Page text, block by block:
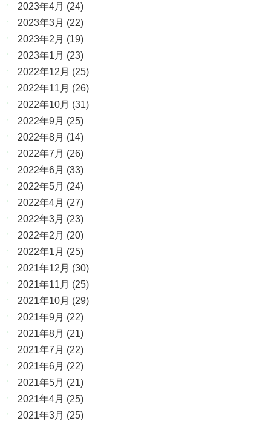
2023年4月 (24)
2023年3月 (22)
2023年2月 (19)
2023年1月 (23)
2022年12月 (25)
2022年11月 (26)
2022年10月 (31)
2022年9月 (25)
2022年8月 (14)
2022年7月 (26)
2022年6月 (33)
2022年5月 (24)
2022年4月 (27)
2022年3月 (23)
2022年2月 (20)
2022年1月 (25)
2021年12月 (30)
2021年11月 (25)
2021年10月 (29)
2021年9月 (22)
2021年8月 (21)
2021年7月 (22)
2021年6月 (22)
2021年5月 (21)
2021年4月 (25)
2021年3月 (25)